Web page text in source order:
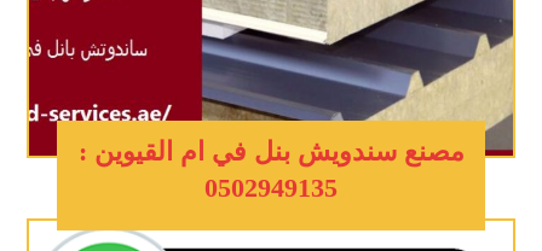
مصنع سندويش بنل في ام القيوين :
0502949135